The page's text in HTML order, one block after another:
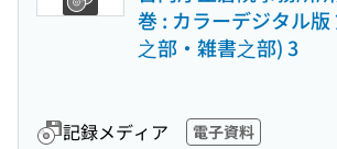
巻 : カラーデジタル
之部・雑書之部) 3
記録メディア 電子資料